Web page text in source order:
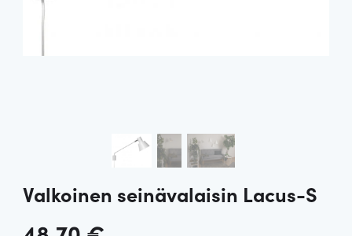
Valkoinen seinävalaisin Lacus-S